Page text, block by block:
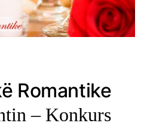
Romantike
– Konkurs